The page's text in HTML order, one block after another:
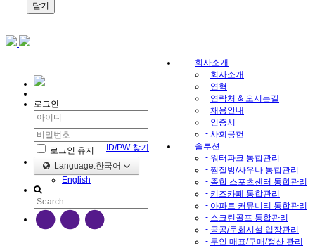
닫기
회사소개
- 회사소개
- 연혁
- 연락처 & 오시는길
- 채용안내
- 인증서
- 사회공헌
솔루션
- 워터파크 통합관리
- 찜질방/사우나 통합관리
- 종합 스포츠센터 통합관리
- 키즈카페 통합관리
- 아파트 커뮤니티 통합관리
- 스크린골프 통합관리
- 공공/문화시설 입장관리
- 무인 매표/구매/정산 관리
로그인
로그인 유지 ID/PW 찾기
Language:한국어
English